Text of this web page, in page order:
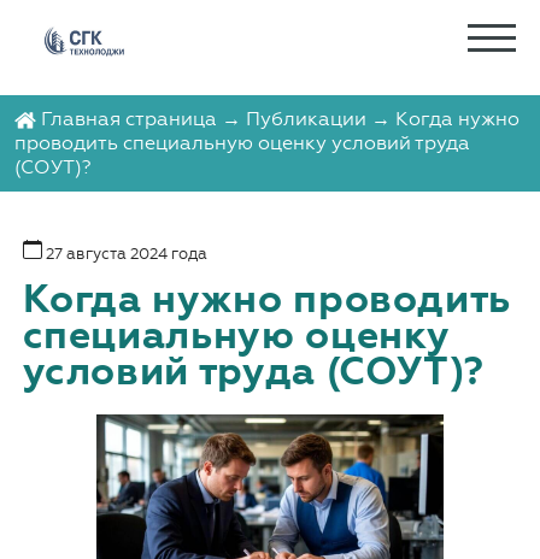
Главная страница → Публикации → Когда нужно
проводить специальную оценку условий труда
(СОУТ)?
27 августа 2024 года
Когда нужно проводить
специальную оценку
условий труда (СОУТ)?